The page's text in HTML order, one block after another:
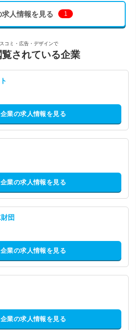
求人情報を見る 1
コミ・広告・デザインで
覧されている企業
企業の求人情報を見る
企業の求人情報を見る
団
企業の求人情報を見る
企業の求人情報を見る